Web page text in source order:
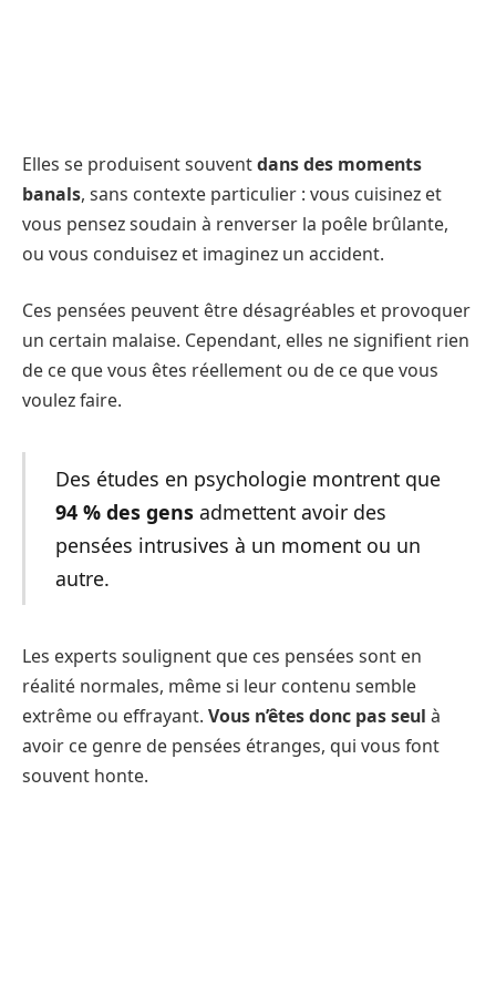
Elles se produisent souventdans des moments
banals, sans contexte particulier : vous cuisinez et
vous pensez soudain à renverser la poêle brûlante,
ou vous conduisez et imaginez un accident.
Ces pensées peuvent être désagréables et provoquer
un certain malaise. Cependant, elles ne signifient rien
de ce que vous êtes réellement ou de ce que vous
voulez faire.
Des études en psychologie montrent que
94 % des gens admettent avoir des
pensées intrusives à un moment ou un
autre​.
Les experts soulignent que ces pensées sont en
réalité normales, même si leur contenu semble
extrême ou effrayant. Vous n’êtes donc pas seul à
avoir ce genre de pensées étranges, qui vous font
souvent honte.